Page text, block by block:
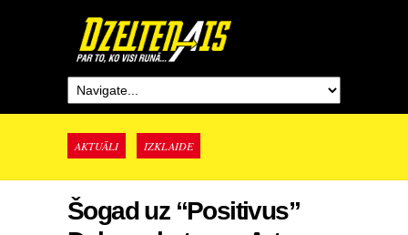
AKTUĀLI IZKLAIDE
Šogad uz “Positivus”